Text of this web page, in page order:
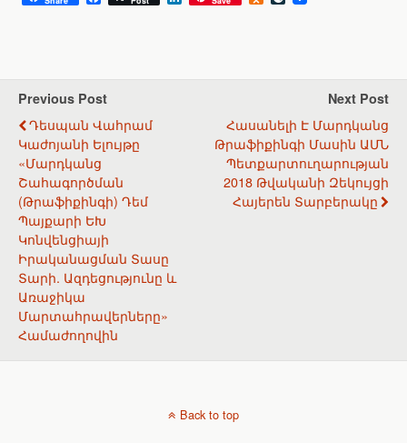
a
o
k
I
d
a
n
i
k
i
u
a
l
Previous Post
Դեսպան Վահրամ
Կաժոյանի Ելույթը
«Մարդկանց
Շահագործման
(թրաֆիքինգի) Դեմ
Պայքարի ԵԽ
Կոնվենցիայի
Իրականացման Տասը
Տարի. Ազդեցությունը ԵՒ
Առաջիկա
Մարտահրավերները»
Համաժողովին
Next Post
Հասանելի Է Մարդկանց
Թրաֆիքինգի Մասին ԱՄՆ
Պետքարտուղարության
2018 Թվականի Զեկույցի
Հայերեն Տարբերակը
Back to top